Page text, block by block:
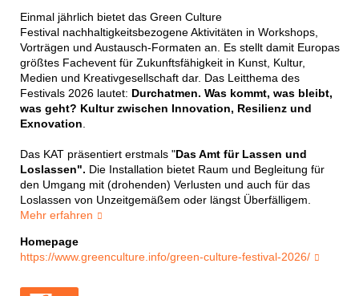
Einmal jährlich bietet das Green Culture
Festival nachhaltigkeitsbezogene Aktivitäten in Workshops,
Vorträgen und Austausch-Formaten an. Es stellt damit Europas
größtes Fachevent für Zukunftsfähigkeit in Kunst, Kultur,
Medien und Kreativgesellschaft dar. Das Leitthema des
Festivals 2026 lautet: Durchatmen. Was kommt, was bleibt,
was geht? Kultur zwischen Innovation, Resilienz und
Exnovation
Das KAT präsentiert erstmals "Das Amt für Lassen und
Loslassen". Die Installation bietet Raum und Begleitung für
den Umgang mit (drohenden) Verlusten und auch für das
Loslassen von Unzeitgemäßem oder längst Überfälligem.
Mehr erfahren
Homepage
https://www.greenculture.info/green-culture-festival-2026/